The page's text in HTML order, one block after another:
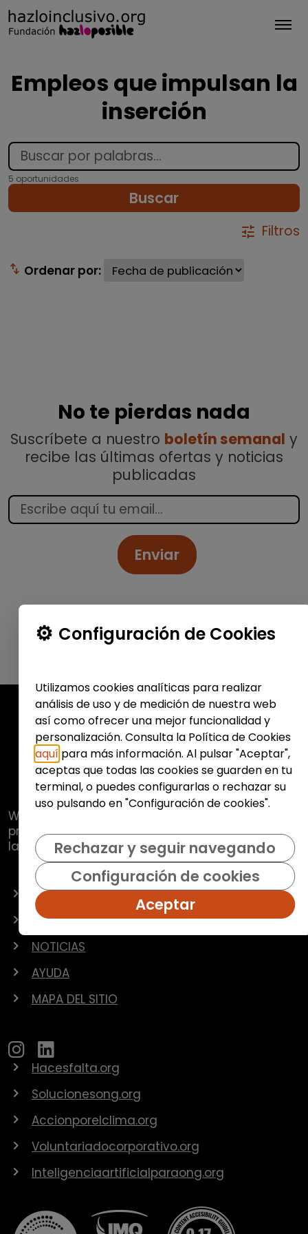
Empleos que impulsan la
inserción
5 oportunidades
Buscar
tune Filtros
swap_vert Ordenar por:
No te pierdas nada
Suscríbete a nuestro boletín semanal y
recibe las últimas ofertas y noticias
publicadas
Enviar
Web de
pretende promover y fomentar la inclusión
laboral de colectivos vulnerables.
OFERTAS
EMPRESAS
NOTICIAS
AYUDA
MAPA DEL SITIO
Hacesfalta.org
Solucionesong.org
Accionporelclima.org
Voluntariadocorporativo.org
Inteligenciaartificialparaong.org
Configuración de Cookies
Utilizamos cookies analíticas para realizar
análisis de uso y de medición de nuestra web
así como ofrecer una mejor funcionalidad y
personalización. Consulta la Política de Cookies
aquí para más información. Al pulsar "Aceptar",
aceptas que todas las cookies se guarden en tu
terminal, o puedes configurarlas o rechazar su
uso pulsando en "Configuración de cookies".
Rechazar y seguir navegando
Configuración de cookies
Aceptar